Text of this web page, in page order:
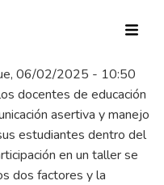
06/02/2025 - 10:50
docentes de educación
asertiva y manejo
estudiantes dentro del
en un taller se
dos factores y la